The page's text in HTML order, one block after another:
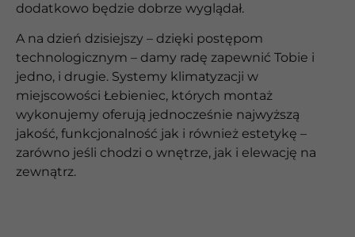
dodatkowo będzie dobrze wyglądał.
A na dzień dzisiejszy – dzięki postępom
technologicznym – damy radę zapewnić Tobie i
jedno, i drugie. Systemy klimatyzacji w
miejscowości Łebieniec, których montaż
wykonujemy oferują jednocześnie najwyższą
jakość, funkcjonalność jak i również estetykę –
zarówno jeśli chodzi o wnętrze, jak i elewację na
zewnątrz.